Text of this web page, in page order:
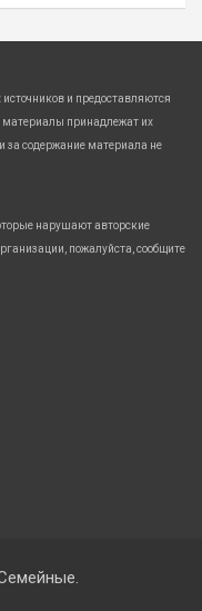
и предоставляются
материалы принадлежат их
за содержание материала не
нарушают авторские
пожалуйста, сообщите